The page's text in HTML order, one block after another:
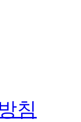
침